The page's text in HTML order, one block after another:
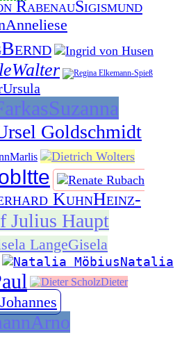
Sigismund
Anneliese
Bernd
Walter
Ursula
Suzanna
Marlis
Itte
Heinz-
Gisela
Natalia
Dieter
Johannes
Arno